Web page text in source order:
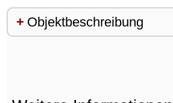
Objektbeschreibung